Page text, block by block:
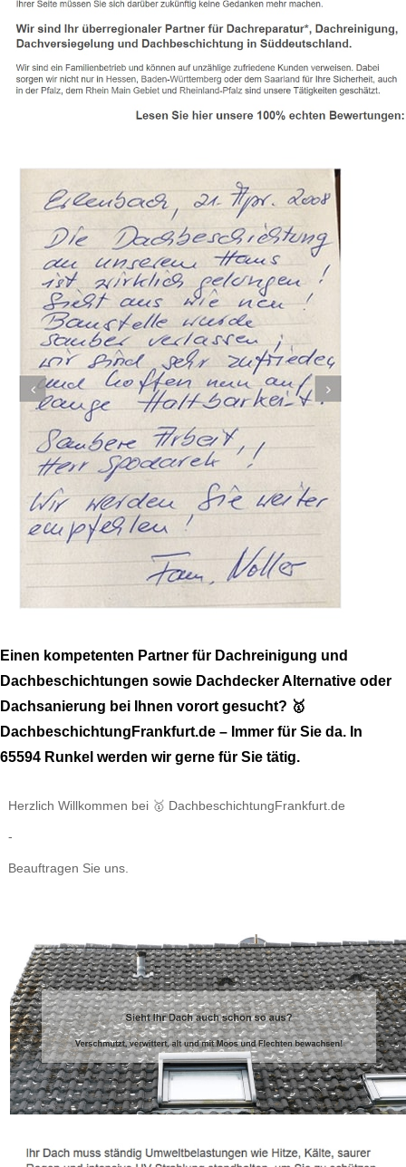
Einen kompetenten Partner für Dachreinigung und
Dachbeschichtungen sowie Dachdecker Alternative oder
Dachsanierung bei Ihnen vorort gesucht? 🥇
DachbeschichtungFrankfurt.de – Immer für Sie da. In
65594 Runkel werden wir gerne für Sie tätig.
Herzlich Willkommen bei 🥇 DachbeschichtungFrankfurt.de
-
Beauftragen Sie uns.